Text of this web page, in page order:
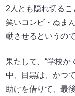
2人とも隠れ切るこ
笑いコンビ・ぬま
動させるというので
果たして、“学校か
中、目黒は、かつ
助けを借りて、最